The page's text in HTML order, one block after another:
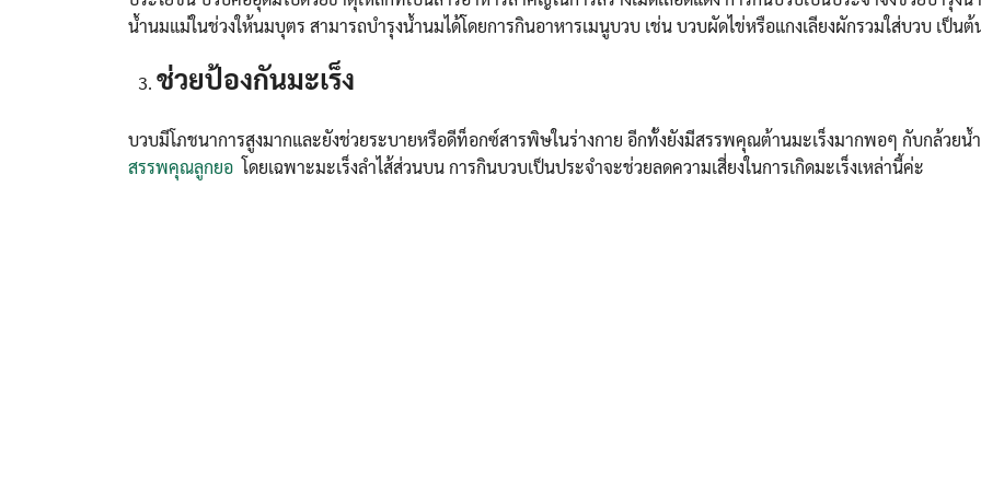
น้ำนมแม่ในช่วงให้นมบุตร สามารถบำรุงน้ำนมได้โดยการกินอาหารเมนูบวบ เช่น บวบผัดไข่หรือแกงเลียงผักรวมใส่บวบ เป็นต้
ช่วยป้องกันมะเร็ง
บวบมีโภชนาการสูงมากและยังช่วยระบายหรือดีท็อกซ์สารพิษในร่างกาย อีกทั้งยังมีสรรพคุณต้านมะเร็งมากพอๆ กับกล้วยน้
สรรพคุณลูกยอ โดยเฉพาะมะเร็งลำไส้ส่วนบน การกินบวบเป็นประจำจะช่วยลดความเสี่ยงในการเกิดมะเร็งเหล่านี้ค่ะ